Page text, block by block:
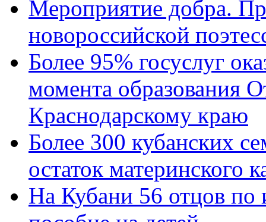
Мероприятие добра.
новороссийской
Более 95% госуслуг
момента образования
Краснодарскому краю
Более 300 кубанских
остаток материнского
На Кубани 56 отцов по